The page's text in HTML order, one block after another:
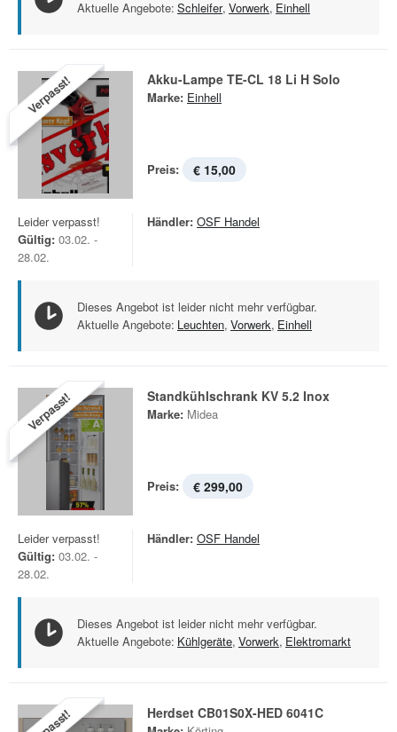
Aktuelle Angebote: Schleifer, Vorwerk, Einhell
Verpasst! Akku-Lampe TE-CL 18 Li H Solo
Marke: Einhell
Preis: € 15,00
Leider verpasst!
Gültig: 03.02. -
28.02.
Händler: OSF Handel
Dieses Angebot ist leider nicht mehr verfügbar.
Aktuelle Angebote: Leuchten, Vorwerk, Einhell
Verpasst! Standkühlschrank KV 5.2 Inox
Marke: Midea
Preis: € 299,00
Leider verpasst!
Gültig: 03.02. -
28.02.
Händler: OSF Handel
Dieses Angebot ist leider nicht mehr verfügbar.
Aktuelle Angebote: Kühlgeräte, Vorwerk, Elektromarkt
Herdset CB01S0X-HED 6041C